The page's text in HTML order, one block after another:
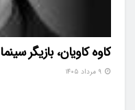
کاوه کاویان، بازیگر